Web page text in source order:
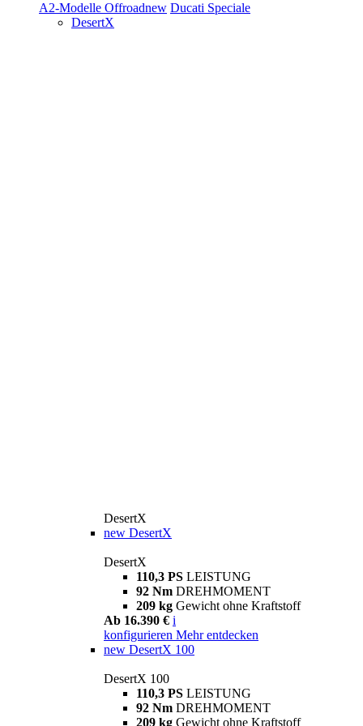
A2-Modelle Offroadnew Ducati Speciale
DesertX
DesertX
new DesertX
DesertX
110,3 PS LEISTUNG
92 Nm DREHMOMENT
209 kg Gewicht ohne Kraftstoff
Ab 16.390 € i
konfigurieren Mehr entdecken
new DesertX 100
DesertX 100
110,3 PS LEISTUNG
92 Nm DREHMOMENT
209 kg Gewicht ohne Kraftstoff